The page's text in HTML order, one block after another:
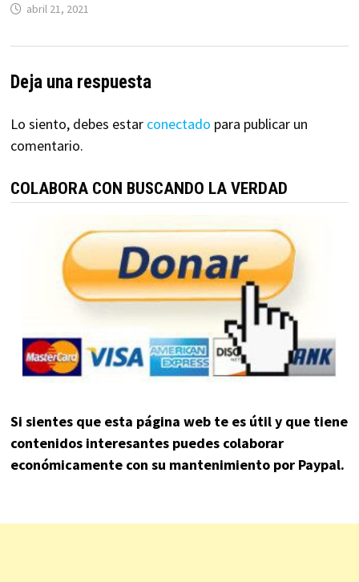
abril 21, 2021
Deja una respuesta
Lo siento, debes estar conectado para publicar un
comentario.
COLABORA CON BUSCANDO LA VERDAD
Si sientes que esta página web te es útil y que tiene
contenidos interesantes puedes colaborar
económicamente con su mantenimiento por Paypal.